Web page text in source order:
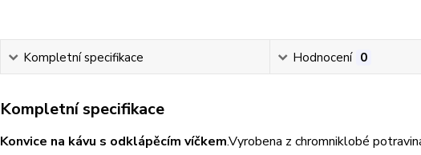
Kompletní specifikace Hodnocení 0
Kompletní specifikace
Konvice na kávu s odklápěcím víčkem.Vyrobena z chromniklobé